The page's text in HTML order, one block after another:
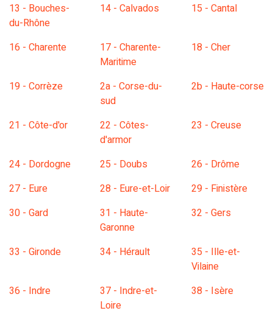
13 - Bouches-
du-Rhône
14 - Calvados 15 - Cantal
16 - Charente
17 - Charente-
Maritime
18 - Cher
19 - Corrèze
2a - Corse-du-
sud
2b - Haute-corse
21 - Côte-d'or
22 - Côtes-
d'armor
23 - Creuse
24 - Dordogne 25 - Doubs
26 - Drôme
27 - Eure
28 - Eure-et-Loir
29 - Finistère
30 - Gard
31 - Haute-
Garonne
32 - Gers
33 - Gironde 34 - Hérault
35 - Ille-et-
Vilaine
36 - Indre
37 - Indre-et-
Loire
38 - Isère